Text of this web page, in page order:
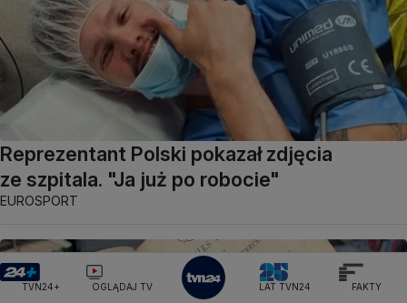
Reprezentant Polski pokazał zdjęcia
ze szpitala. "Ja już po robocie"
EUROSPORT
TVN24+ OGLĄDAJ TV LAT TVN24 FAKTY